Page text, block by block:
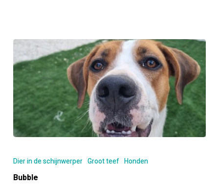
Dier in de schijnwerper Groot teef Honden
Bubble